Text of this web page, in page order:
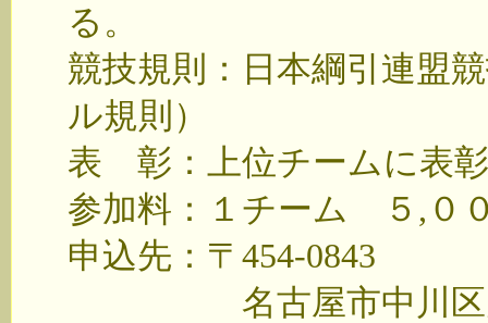
る。
競技規則：日本綱引連盟
ル規則）
表 彰：上位チームに表
参加料：１チーム ５,
申込先：〒454-0843
名古屋市中川区大